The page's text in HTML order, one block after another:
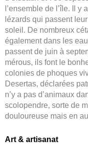
l’ensemble de l’île. Il
lézards qui passent
soleil. De nombreux
également dans les
passent de juin à
mérous, ils font le
colonies de phoques
Desertas, déclarées
n’y a pas d’animaux
scolopendre, sorte de
douloureuse mais en
Art & artisanat